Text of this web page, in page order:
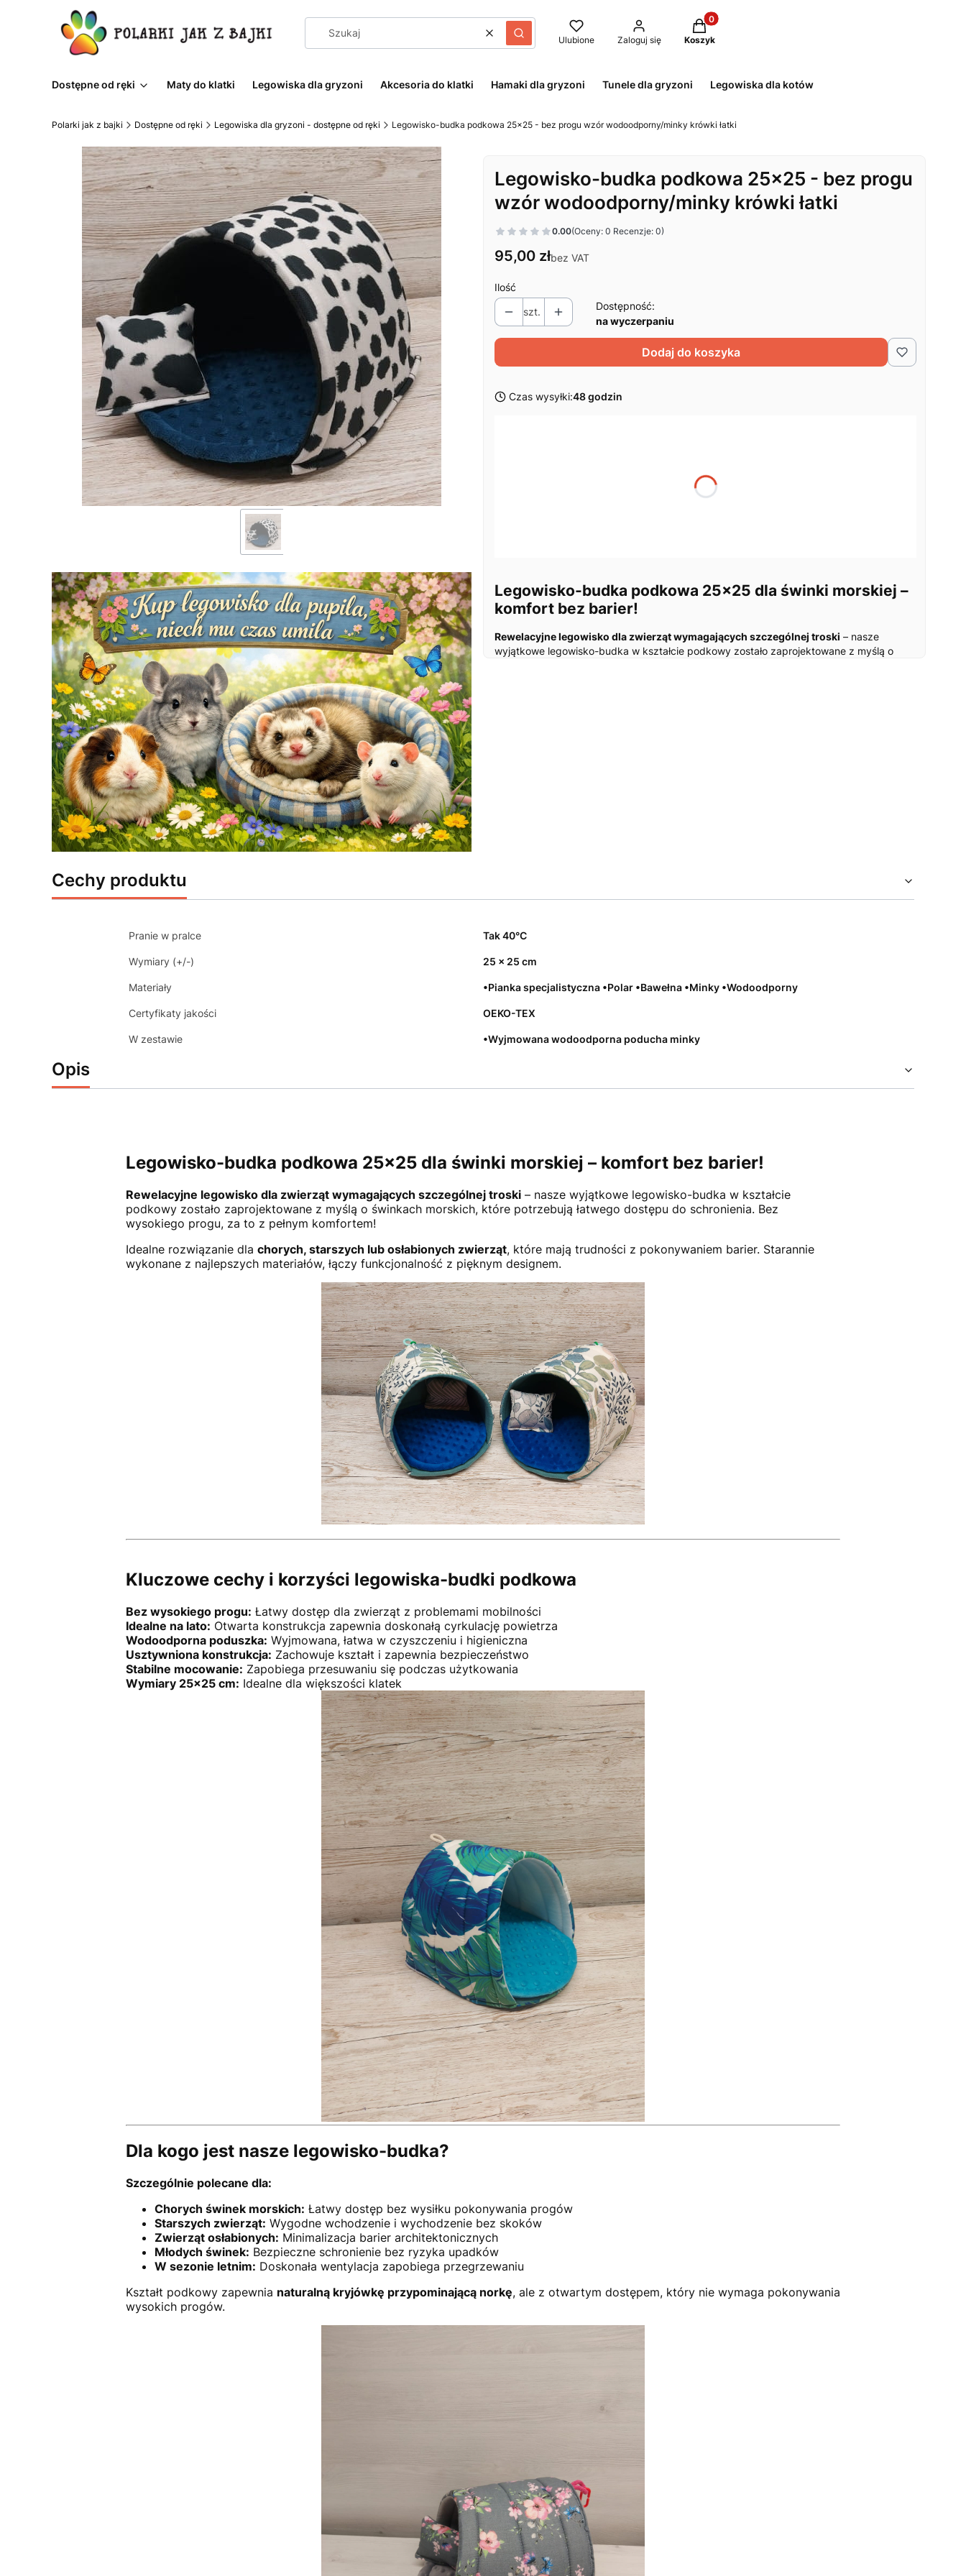
WyczyśćSzukaj Ulubione Zaloguj się
Produkty w koszyku: 0. Zobacz szczegóły
Koszyk
Dostępne od ręki Maty do klatki Legowiska dla gryzoni Akcesoria do klatki Hamaki dla gryzoni Tunele dla gryzoni Legowiska dla kotów
Polarki jak z bajki Dostępne od ręki Legowiska dla gryzoni - dostępne od ręki Legowisko-budka podkowa 25x25 - bez progu wzór wodoodporny/minky krówki łatki
Legowisko-budka podkowa 25x25 - bez progu
wzór wodoodporny/minky krówki łatki
0.00(Oceny: 0 Recenzje: 0)
Cena
95,00 złbez VAT
Ilość
szt.
Dostępność:
na wyczerpaniu
Dodaj do koszyka
Czas wysyłki:48 godzin
Opcjonalne
Legowisko-budka podkowa 25x25 dla świnki morskiej –
komfort bez barier!
Rewelacyjne legowisko dla zwierząt wymagających szczególnej troski – nasze
wyjątkowe legowisko-budka w kształcie podkowy zostało zaprojektowane z myślą o
Cechy produktu
Pranie w pralce Tak 40°C
Wymiary (+/-) 25 x 25 cm
Materiały •Pianka specjalistyczna •Polar •Bawełna •Minky •Wodoodporny
Certyfikaty jakości OEKO-TEX
W zestawie •Wyjmowana wodoodporna poducha minky
Opis
Legowisko-budka podkowa 25x25 dla świnki morskiej – komfort bez barier!
Rewelacyjne legowisko dla zwierząt wymagających szczególnej troski– nasze wyjątkowe legowisko-budka w kształcie
podkowy zostało zaprojektowane z myślą o świnkach morskich, które potrzebują łatwego dostępu do schronienia. Bez
wysokiego progu, za to z pełnym komfortem!
Idealne rozwiązanie dla chorych, starszych lub osłabionych zwierząt, które mają trudności z pokonywaniem barier. Starannie
wykonane z najlepszych materiałów, łączy funkcjonalność z pięknym designem.
Kluczowe cechy i korzyści legowiska-budki podkowa
Bez wysokiego progu: Łatwy dostęp dla zwierząt z problemami mobilności
Idealne na lato: Otwarta konstrukcja zapewnia doskonałą cyrkulację powietrza
Wodoodporna poduszka: Wyjmowana, łatwa w czyszczeniu i higieniczna
Usztywniona konstrukcja: Zachowuje kształt i zapewnia bezpieczeństwo
Stabilne mocowanie: Zapobiega przesuwaniu się podczas użytkowania
Wymiary 25x25 cm: Idealne dla większości klatek
Dla kogo jest nasze legowisko-budka?
Szczególnie polecane dla:
Chorych świnek morskich: Łatwy dostęp bez wysiłku pokonywania progów
Starszych zwierząt: Wygodne wchodzenie i wychodzenie bez skoków
Zwierząt osłabionych: Minimalizacja barier architektonicznych
Młodych świnek: Bezpieczne schronienie bez ryzyka upadków
W sezonie letnim: Doskonała wentylacja zapobiega przegrzewaniu
Kształt podkowy zapewnia naturalną kryjówkę przypominającą norkę, ale z otwartym dostępem, który nie wymaga pokonywania
wysokich progów.